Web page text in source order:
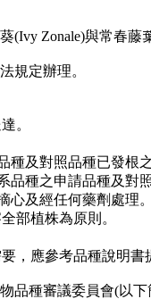
(Ivy Zonale)與常春
規定辦理。
。
及對照品種已發根
種之申請品種及對
及經任何藥劑處理。
部植株為原則。
應參考品種說明書
種審議委員會(以下